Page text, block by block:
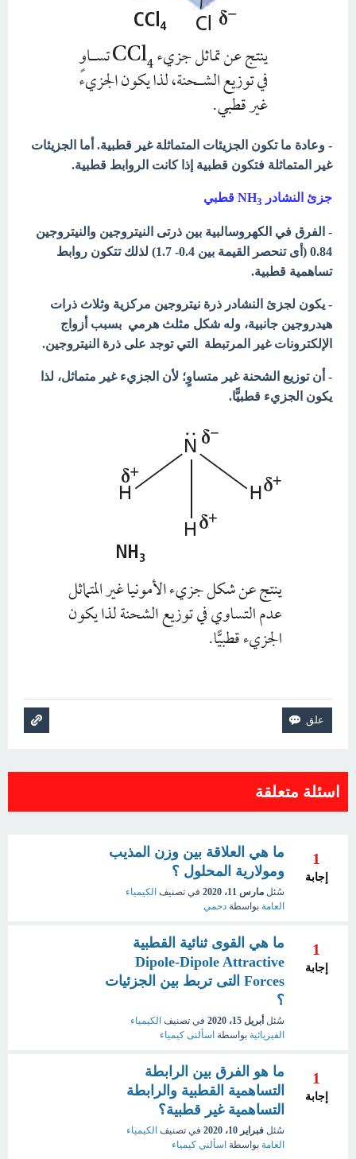
- وعادة ما تكون الجزيئات المتماثلة غير قطبية. أما الجزيئات
غير المتماثلة فتكون قطبية إذا كانت الروابط قطبية.
جزئ النشادر NH 3 قطبي
- الفرق في الكهروسالبية بين ذرتى النيتروجين والنيتروجين
0.84 (أى تنحصر القيمة بين 0.4- 1.7) لذلك تتكون روابط
تساهمية قطبية.
- يكون لجزئ النشادر ذرة نيتروجين مركزية وثلاث ذرات
هيدروجين جانبية، وله شكل مثلث هرمي بسبب أزواج
الإلكترونات غير المرتبطة التي توجد على ذرة النيتروجين.
- أن توزيع الشحنة غير متساوٍ؛ لأن الجزيء غير متماثل، لذا
يكون الجزيء قطبيًّا.
اسئلة متعلقة
1
إجابة
ما هي العلاقة بين وزن المذيب
ومولارية المحلول ؟
سُئل مارس 11، 2020 في تصنيف الكيمياء
العامة بواسطة دحمي
1
إجابة
ما هي القوى ثنائية القطبية
Dipole-Dipole Attractive
Forces التى تربط بين الجزئيات
؟
سُئل أبريل 15، 2020 في تصنيف الكيمياء
الفيزيائية بواسطة اسألنى كيمياء
1
إجابة
ما هو الفرق بين الرابطة
التساهمية القطبية والرابطة
التساهمية غير قطبية؟
سُئل فبراير 10، 2020 في تصنيف الكيمياء
العامة بواسطة اسألني كيمياء